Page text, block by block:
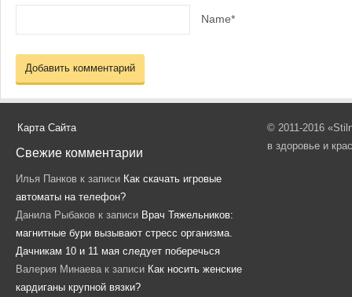
Name*
Карта Сайта
Свежие комментарии
Илья Панков к записи Как скачать игровые
автоматы на телефон?
Данила Рыбаков к записи Врач Тяжельников:
магнитные бури вызывают стресс организма.
Дачникам 10 и 11 мая следует поберечься
Валерия Минаева к записи Как носить женские
кардиганы крупной вязки?
© 2011-2016
в здоровье и